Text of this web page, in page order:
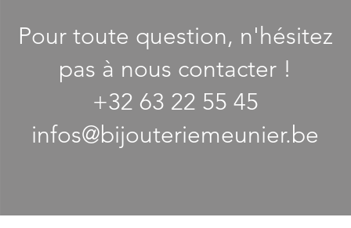
Pour toute question, n'hésitez
pas à nous contacter !
+32 63 22 55 45
infos@bijouteriemeunier.be